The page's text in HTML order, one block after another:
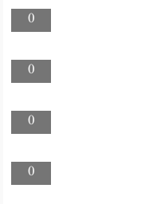
0
0
0
0